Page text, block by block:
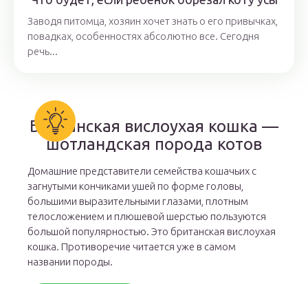
Заводя питомца, хозяин хочет знать о его привычках,
повадках, особенностях абсолютно все. Сегодня
речь...
Британская вислоухая кошка —
шотландская порода котов
Домашние представители семейства кошачьих с
загнутыми кончиками ушей по форме головы,
большими выразительными глазами, плотным
телосложением и плюшевой шерстью пользуются
большой популярностью. Это британская вислоухая
кошка. Противоречие читается уже в самом
названии породы.